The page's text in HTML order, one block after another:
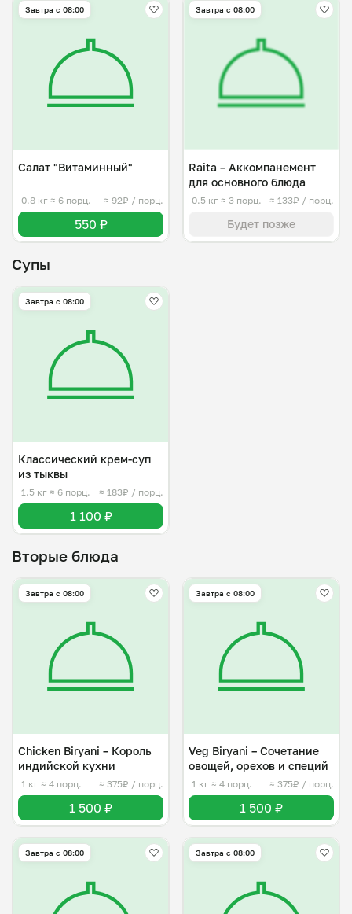
Завтра c 08:00
Салат "Витаминный"
0.8 кг ≈ 6 порц. ≈ 92₽ / порц.
550 ₽
Завтра c 08:00
Raita – Аккомпанемент
для основного блюда
0.5 кг ≈ 3 порц. ≈ 133₽ / порц.
Будет позже
Супы
Завтра c 08:00
Классический крем-суп
из тыквы
1.5 кг ≈ 6 порц. ≈ 183₽ / порц.
1 100 ₽
Вторые блюда
Завтра c 08:00
Chicken Biryani – Король
индийской кухни
1 кг ≈ 4 порц. ≈ 375₽ / порц.
1 500 ₽
Завтра c 08:00
Veg Biryani – Cочетание
овощей, орехов и специй
1 кг ≈ 4 порц. ≈ 375₽ / порц.
1 500 ₽
Завтра c 08:00 Завтра c 08:00